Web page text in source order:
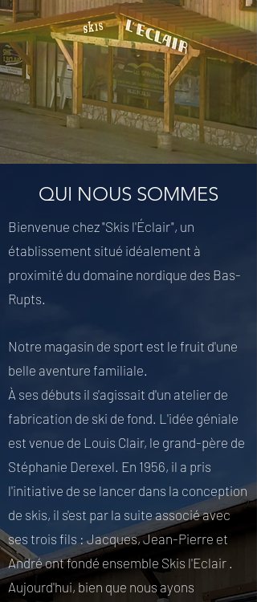
QUI NOUS SOMMES
Bienvenue chez "Skis l'Éclair", un
établissement situé idéalement à
proximité du domaine nordique des Bas-
Rupts.
Notre magasin de sport est le fruit d'une
belle aventure familiale.
À ses débuts il s'agissait d'un atelier de
fabrication de ski de fond. L'idée géniale
est venue de Louis Clair, le grand-père de
Stéphanie Derexel. En 1956, il a pris
l'initiative de se lancer dans la conception
de skis, il s'est par la suite associé avec
ses trois fils : Jacques, Jean-Pierre et
André ont fondé ensemble Skis l'Eclair .
Aujourd'hui, bien que nous ayons